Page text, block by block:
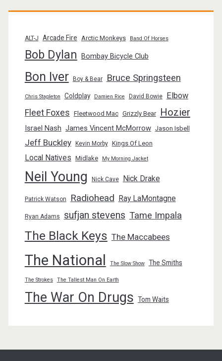
ALT-J Arcade Fire Arctic Monkeys Band Of Horses
Bob Dylan Bombay Bicycle Club
Bon Iver Boy & Bear Bruce Springsteen
Chris Stapleton Coldplay Damien Rice David Bowie Elbow
Fleet Foxes Fleetwood Mac Grizzly Bear Hozier
Israel Nash James Vincent McMorrow Jason Isbell
Jeff Buckley Kevin Morby Kings Of Leon
Local Natives Midlake My Morning Jacket
Neil Young Nick Cave Nick Drake
Patrick Watson Radiohead Ray LaMontagne
Ryan Adams sufjan stevens Tame Impala
The Black Keys The Maccabees
The National The Slow Show The Smiths
The Strokes The Tallest Man On Earth
The War On Drugs Tom Waits